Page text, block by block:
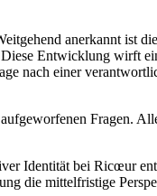
anerkannt ist
Entwicklung wirft
nach einer
Fragen.
Identität bei Ricœur
die mittelfristige